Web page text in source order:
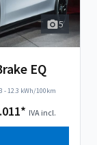
5
EQ
- 12.3 kWh/100km
IVA incl.